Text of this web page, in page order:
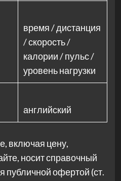
время / дистанция
/ скорость /
калории / пульс /
уровень нагрузки
английский
включая цену,
носит справочный
публичной офертой (ст.